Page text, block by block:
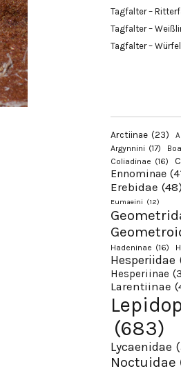
Tagfalter –
Tagfalter –
Tagfalter –
Arctiinae (23)
Argynnini (17)
Coliadinae (16)
Ennominae
Erebidae (48)
Eumaeini (12)
Hadeninae (16)
Hesperiidae
Hesperiinae
Larentiinae
(683)
Lycaenidae
Noctuidae